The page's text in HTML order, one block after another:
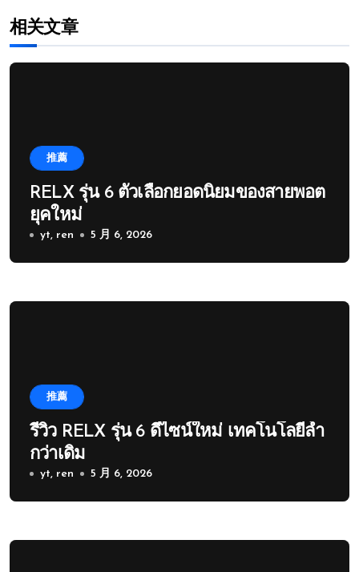
相关文章
推薦
RELX รุ่น 6 ตัวเลือกยอดนิยมของสายพอต
ยุคใหม่
yt, ren 5 月 6, 2026
推薦
รีวิว RELX รุ่น 6 ดีไซน์ใหม่ เทคโนโลยีล้ำ
กว่าเดิม
yt, ren 5 月 6, 2026